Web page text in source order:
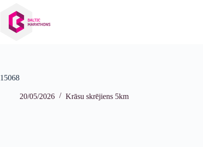
saturu
15068
20/05/2026 Krāsu skrējiens 5km